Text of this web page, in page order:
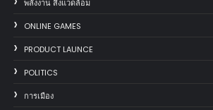
พลังงาน สิ่งแวดล้อม
ONLINE GAMES
PRODUCT LAUNCE
POLITICS
การเมือง